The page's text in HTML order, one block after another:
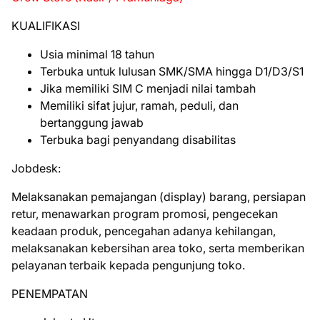
KUALIFIKASI
Usia minimal 18 tahun
Terbuka untuk lulusan SMK/SMA hingga D1/D3/S1
Jika memiliki SIM C menjadi nilai tambah
Memiliki sifat jujur, ramah, peduli, dan
bertanggung jawab
Terbuka bagi penyandang disabilitas
Jobdesk:
Melaksanakan pemajangan (display) barang, persiapan
retur, menawarkan program promosi, pengecekan
keadaan produk, pencegahan adanya kehilangan,
melaksanakan kebersihan area toko, serta memberikan
pelayanan terbaik kepada pengunjung toko.
PENEMPATAN